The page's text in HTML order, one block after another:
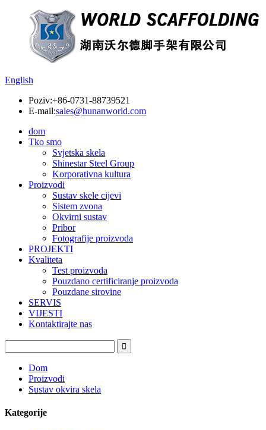
English
Poziv:+86-0731-88739521
E-mail:sales@hunanworld.com
dom
Tko smo
Svjetska skela
Shinestar Steel Group
Korporativna kultura
Proizvodi
Sustav skele cijevi
Sistem zvona
Okvirni sustav
Pribor
Fotografije proizvoda
PROJEKTI
Kvaliteta
Test proizvoda
Pouzdano certificiranje proizvoda
Pouzdane sirovine
SERVIS
VIJESTI
Kontaktirajte nas
Dom
Proizvodi
Sustav okvira skela
Kategorije